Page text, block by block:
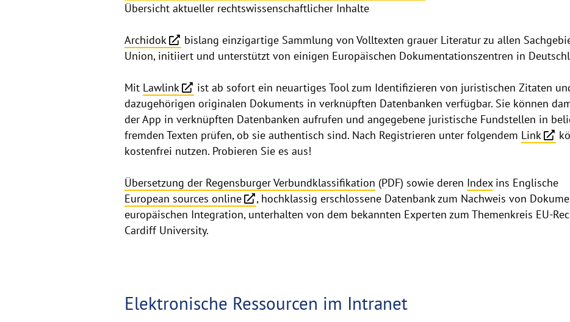
Übersicht aktueller rechtswissenschaftlicher Inhalte
Archidok
bislang einzigartige Sammlung von Volltexten grauer Literatur zu allen
Union, initiiert und unterstützt von einigen Europäischen Dokumentationszentren in
Mit Lawlink
ist ab sofort ein neuartiges Tool zum Identifizieren von juristischen Zitaten
dazugehörigen originalen Dokuments in verknüpften Datenbanken verfügbar. Sie können
der App in verknüpften Datenbanken aufrufen und angegebene juristische Fundstellen in
fremden Texten prüfen, ob sie authentisch sind. Nach Registrieren unter folgendem Link
kostenfrei nutzen. Probieren Sie es aus!
Übersetzung der Regensburger Verbundklassifikation (PDF) sowie deren Indexins Englische
European sources online
, hochklassig erschlossene Datenbank zum Nachweis von
europäischen Integration, unterhalten von dem bekannten Experten zum Themenkreis EU-
Cardiff University.
Elektronische Ressourcen im Intranet